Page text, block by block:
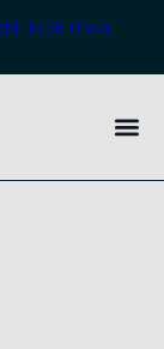
: le SE-Unsa